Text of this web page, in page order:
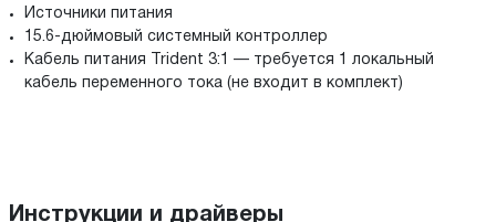
Источники питания
15.6-дюймовый системный контроллер
Кабель питания Trident 3:1 — требуется 1 локальный
кабель переменного тока (не входит в комплект)
Инструкции и драйверы